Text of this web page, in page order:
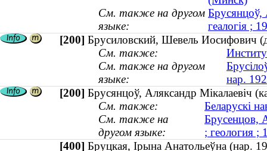
См. также на другом
языке:
Брусянцоў,
геалогія ;
[200] Брусиловский, Шевель Иосифович
См. также:
См. также на другом
языке:
нар.
[200] Брусянцоў, Аляксандр Мікалаевіч
См. также:
Беларускі
См. также на
другом языке:
Брусенцов,
; геология
[400] Бруцкая, Ірына Анатольеўна (нар.